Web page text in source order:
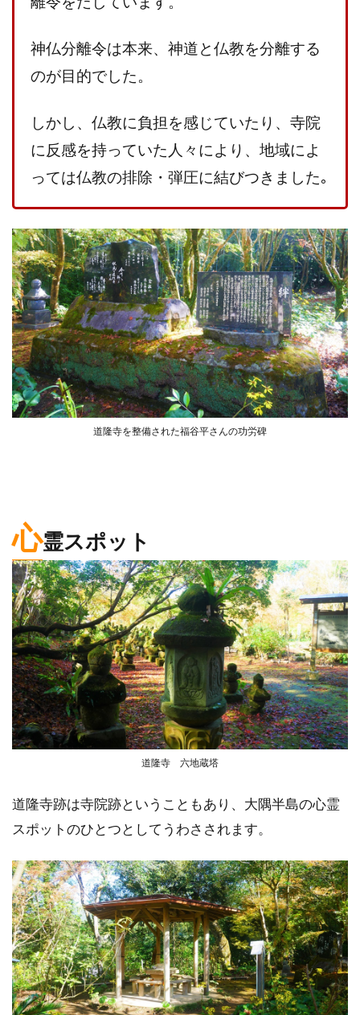
神仏分離令は本来、神道と仏教を分離する
のが目的でした。
しかし、仏教に負担を感じていたり、寺院
に反感を持っていた人々により、地域によ
っては仏教の排除・弾圧に結びつきました｡
道隆寺を整備された福谷平さんの功労碑
心霊スポット
道隆寺 六地蔵塔
道隆寺跡は寺院跡ということもあり、大隅半島の心霊
スポットのひとつとしてうわさされます。